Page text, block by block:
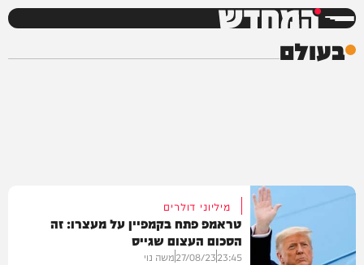
המחדש
בעולם
מיליוני דולרים
טראמפ פתח בקמפיין על מעצרו: זה
הסכום העצום שגייס
23:45
27/08/23משה נוי